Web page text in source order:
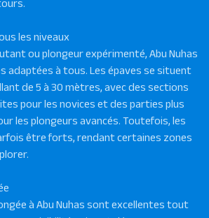
les niveaux
ou plongeur expérimenté, Abu Nuhas
adaptées à tous. Les épaves se situent
de 5 à 30 mètres, avec des sections
pour les novices et des parties plus
les plongeurs avancés. Toutefois, les
être forts, rendant certaines zones
à Abu Nuhas sont excellentes tout